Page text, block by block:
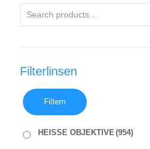
Filterlinsen
Filtern
HEISSE OBJEKTIVE (954)